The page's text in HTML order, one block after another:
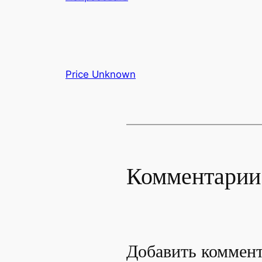
Price Unknown
Комментарии
Добавить